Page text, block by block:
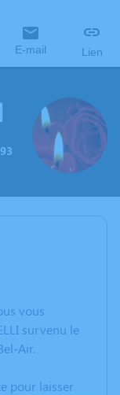
E-mail Lien
vous
survenu le
Air.
pour laisser